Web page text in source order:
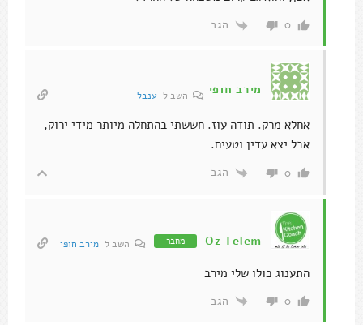
0 הגב
מירב חופי השב ל ענבל
אחלא מרק. תודה עוז. חששתי בהתחלה מיותר מידי ירוק,
אבל יצא עדין וטעים.
0 הגב
Oz Telem מחבר השב ל מירב חופי
התענוג כולו שלי מירב
0 הגב